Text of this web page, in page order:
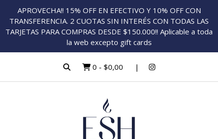
APROVECHA!! 15% OFF EN EFECTIVO Y 10% OFF CON
TRANSFERENCIA. 2 CUOTAS SIN INTERÉS CON TODAS LAS
TARJETAS PARA COMPRAS DESDE $150.000!! Aplicable a toda
la web excepto gift cards
0 - $0,00